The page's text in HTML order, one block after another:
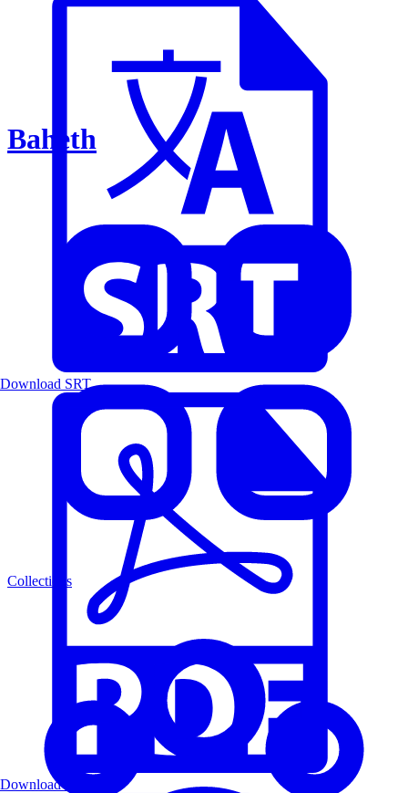
Baheth
Collections
Download SRT
Download PDF